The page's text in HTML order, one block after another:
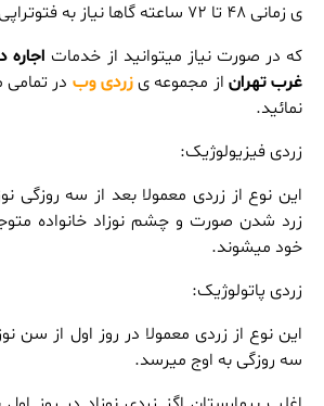
ی زمانی 48 تا 72 ساعته گاها نیاز به فتوتراپی نوزاد نیز میباشد.
که در صورت نیاز میتوانید از خدمات اجاره
غرب تهران از مجموعه یزردی وب در
نمائید.
زردی فیزیولوژیک:
این نوع از زردی معمولا بعد از سه روزگی
زرد شدن صورت و چشم نوزاد خانواده
خود میشوند.
زردی پاتولوژیک:
این نوع از زردی معمولا در روز اول از سن
سه روزگی به اوج میرسد.